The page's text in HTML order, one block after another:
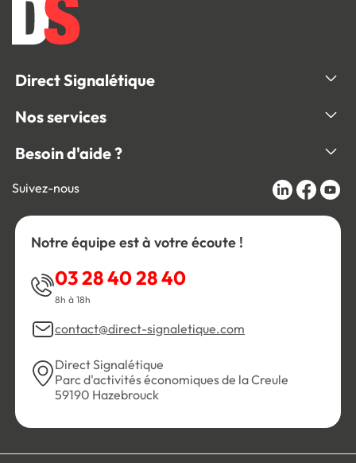
Direct Signalétique
Nos services
Besoin d'aide ?
Suivez-nous
Notre équipe est à votre écoute !
03 28 40 28 40
8h à 18h
contact@direct-signaletique.com
Direct Signalétique
Parc d'activités économiques de la Creule
59190 Hazebrouck